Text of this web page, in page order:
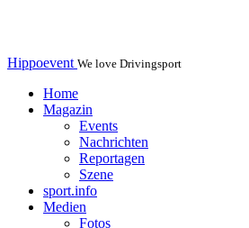
Hippoevent We love Drivingsport
Home
Magazin
Events
Nachrichten
Reportagen
Szene
sport.info
Medien
Fotos